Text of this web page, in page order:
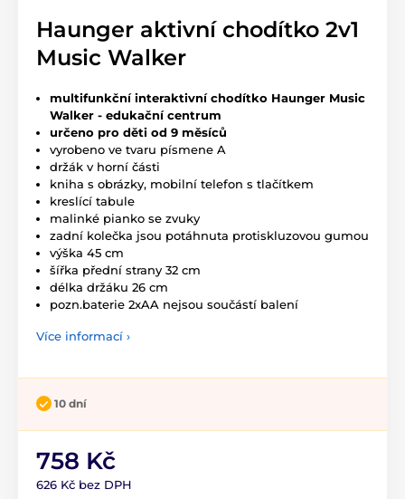
Haunger aktivní chodítko 2v1
Music Walker
multifunkční interaktivní chodítko Haunger Music
Walker - edukační centrum
určeno pro děti od 9 měsíců
vyrobeno ve tvaru písmene A
držák v horní části
kniha s obrázky, mobilní telefon s tlačítkem
kreslící tabule
malinké pianko se zvuky
zadní kolečka jsou potáhnuta protiskluzovou gumou
výška 45 cm
šířka přední strany 32 cm
délka držáku 26 cm
pozn.baterie 2xAA nejsou součástí balení
Více informací ›
10 dní
758 Kč
626 Kč bez DPH